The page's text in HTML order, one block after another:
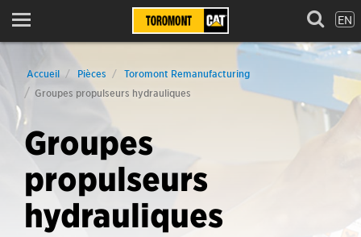
Menu EN
Accueil Pièces
Toromont Remanufacturing
Groupes propulseurs hydrauliques
Groupes
propulseurs
hydrauliques